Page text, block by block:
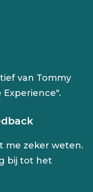
van Tommy
Experience".
me zeker weten.
bij tot het